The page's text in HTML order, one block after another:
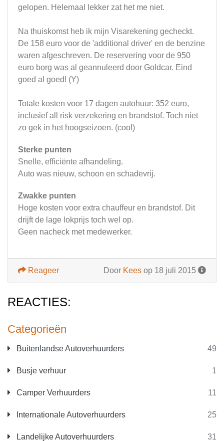
Categorieën
Buitenlandse Autoverhuurders 49
Busje verhuur 1
Camper Verhuurders 11
Internationale Autoverhuurders 25
Landelijke Autoverhuurders 31
gelopen. Helemaal lekker zat het me niet.
Na thuiskomst heb ik mijn Visarekening gecheckt.
De 158 euro voor de 'additional driver' en de benzine
waren afgeschreven. De reservering voor de 950
euro borg was al geannuleerd door Goldcar. Eind
goed al goed! (Y)
Totale kosten voor 17 dagen autohuur: 352 euro,
inclusief all risk verzekering en brandstof. Toch niet
zo gek in het hoogseizoen. (cool)
Sterke punten
Snelle, efficiënte afhandeling.
Auto was nieuw, schoon en schadevrij.
Zwakke punten
Hoge kosten voor extra chauffeur en brandstof. Dit
drijft de lage lokprijs toch wel op.
Geen nacheck met medewerker.
Door Kees op 18 juli 2015
Reageer
REACTIES: